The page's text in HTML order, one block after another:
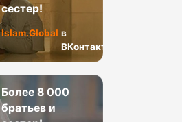
сестер!
Islam.Global в
ВКонтакте
Более 8 000
братьев и